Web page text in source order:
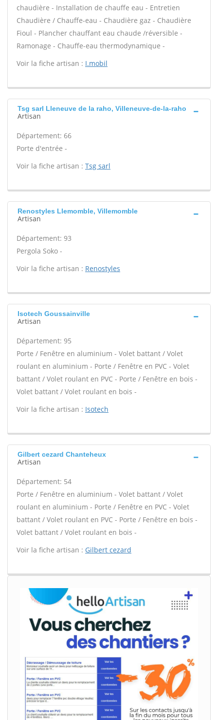
chaudière - Installation de chauffe eau - Entretien
Chaudière / Chauffe-eau - Chaudière gaz - Chaudière
Fioul - Plancher chauffant eau chaude /réversible -
Ramonage - Chauffe-eau thermodynamique -
Voir la fiche artisan : I.mobil
Tsg sarl Lleneuve de la raho, Villeneuve-de-la-raho
Artisan
Département: 66
Porte d'entrée -
Voir la fiche artisan : Tsg sarl
Renostyles Llemomble, Villemomble
Artisan
Département: 93
Pergola Soko -
Voir la fiche artisan : Renostyles
Isotech Goussainville
Artisan
Département: 95
Porte / Fenêtre en aluminium - Volet battant / Volet
roulant en aluminium - Porte / Fenêtre en PVC - Volet
battant / Volet roulant en PVC - Porte / Fenêtre en bois -
Volet battant / Volet roulant en bois -
Voir la fiche artisan : Isotech
Gilbert cezard Chanteheux
Artisan
Département: 54
Porte / Fenêtre en aluminium - Volet battant / Volet
roulant en aluminium - Porte / Fenêtre en PVC - Volet
battant / Volet roulant en PVC - Porte / Fenêtre en bois -
Volet battant / Volet roulant en bois -
Voir la fiche artisan : Gilbert cezard